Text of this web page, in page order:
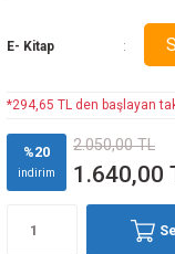
E- Kitap
*294,65 TL den başlayan
%20
indirim
2.050,00 TL
1.640,00